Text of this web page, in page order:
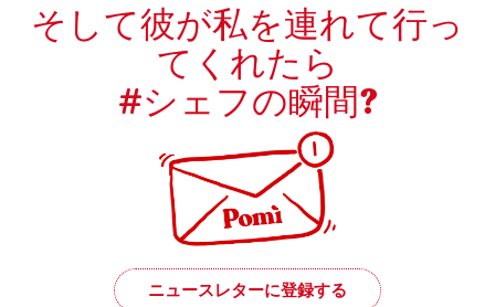
そして彼が私を連れて行っ
てくれたら
#シェフの瞬間?
ニュースレターに登録する